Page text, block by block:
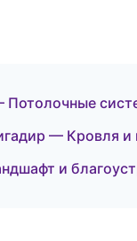
Потолочные
— Кровля и
и